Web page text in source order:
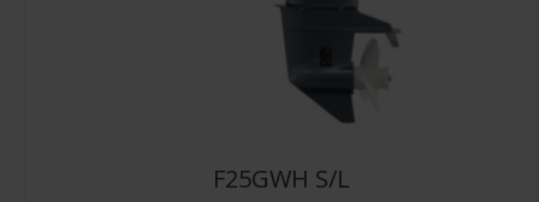
F25GWH S/L